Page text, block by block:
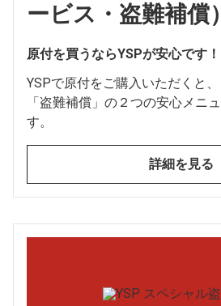
ービス・盗難補償）
原付を買うならYSPが安心です！
YSPで原付をご購入いただくと、
「盗難補償」の２つの安心メニ
す。
詳細を見る